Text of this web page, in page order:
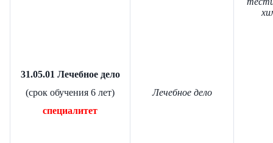
31.05.01 Лечебное дело
(срок обучения 6 лет)
специалитет
Лечебное дело